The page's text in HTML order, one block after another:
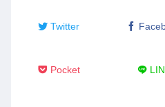
Twitter
Pocket